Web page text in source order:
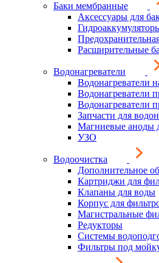
Баки мембранные
Аксессуары для
Расширительные
Водонагреватели
Водонагреватели
Водонагреватели
Водонагреватели
Запчасти для
Магниевые аноды
УЗО
Водоочистка
Дополнительное
Картриджи для
Клапаны для воды
Корпус для
Магистральные
Редукторы
Системы
Фильтры под